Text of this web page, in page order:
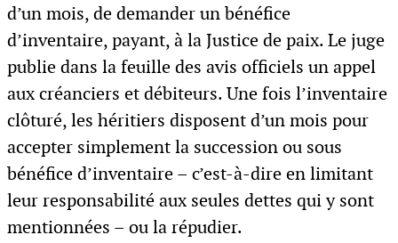
d’un mois, de demander un bénéfice
d’inventaire, payant, à la Justice de paix. Le juge
publie dans la feuille des avis officiels un appel
aux créanciers et débiteurs. Une fois l’inventaire
clôturé, les héritiers disposent d’un mois pour
accepter simplement la succession ou sous
bénéfice d’inventaire – c’est-à-dire en limitant
leur responsabilité aux seules dettes qui y sont
mentionnées – ou la répudier.